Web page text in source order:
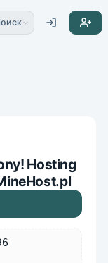
Serwerów
Hosting